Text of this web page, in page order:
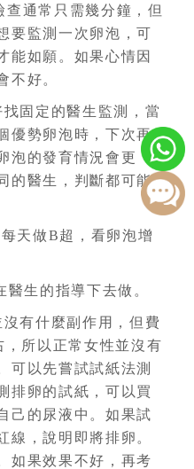
通常只需幾分鐘，但
要監測一次卵泡，可
能如願。如果心情因
不好。
固定的醫生監測，當
優勢卵泡時，下次再
泡的發育情況會更
的醫生，判斷都可能
天做B超，看卵泡增
生的指導下去做。
有什麼副作用，但費
，所以正常女性並沒有
可以先嘗試試紙法測
排卵的試紙，可以買
己的尿液中。如果試
線，說明即將排卵。
如果效果不好，再考